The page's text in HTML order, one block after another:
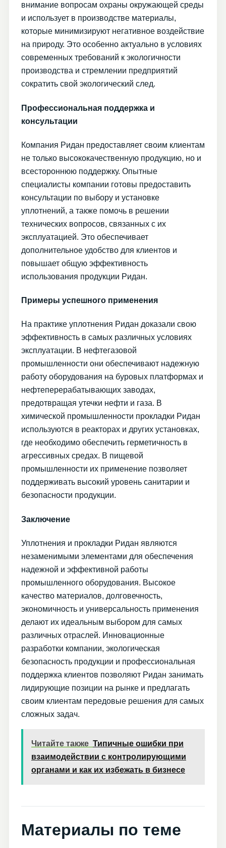
внимание вопросам охраны окружающей среды
и использует в производстве материалы,
которые минимизируют негативное воздействие
на природу. Это особенно актуально в условиях
современных требований к экологичности
производства и стремлении предприятий
сократить свой экологический след.
Профессиональная поддержка и
консультации
Компания Ридан предоставляет своим клиентам
не только высококачественную продукцию, но и
всестороннюю поддержку. Опытные
специалисты компании готовы предоставить
консультации по выбору и установке
уплотнений, а также помочь в решении
технических вопросов, связанных с их
эксплуатацией. Это обеспечивает
дополнительное удобство для клиентов и
повышает общую эффективность
использования продукции Ридан.
Примеры успешного применения
На практике уплотнения Ридан доказали свою
эффективность в самых различных условиях
эксплуатации. В нефтегазовой
промышленности они обеспечивают надежную
работу оборудования на буровых платформах и
нефтеперерабатывающих заводах,
предотвращая утечки нефти и газа. В
химической промышленности прокладки Ридан
используются в реакторах и других установках,
где необходимо обеспечить герметичность в
агрессивных средах. В пищевой
промышленности их применение позволяет
поддерживать высокий уровень санитарии и
безопасности продукции.
Заключение
Уплотнения и прокладки Ридан являются
незаменимыми элементами для обеспечения
надежной и эффективной работы
промышленного оборудования. Высокое
качество материалов, долговечность,
экономичность и универсальность применения
делают их идеальным выбором для самых
различных отраслей. Инновационные
разработки компании, экологическая
безопасность продукции и профессиональная
поддержка клиентов позволяют Ридан занимать
лидирующие позиции на рынке и предлагать
своим клиентам передовые решения для самых
сложных задач.
Читайте также Типичные ошибки при
взаимодействии с контролирующими
органами и как их избежать в бизнесе
Материалы по теме